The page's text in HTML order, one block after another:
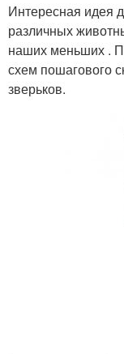
Интересная идея
различных
наших меньших .
схем пошагового
зверьков.